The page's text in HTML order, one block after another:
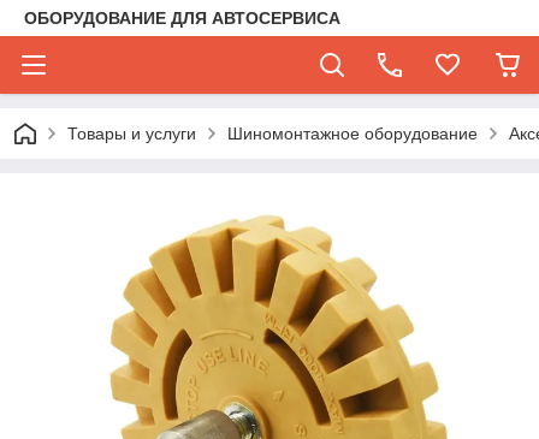
ОБОРУДОВАНИЕ ДЛЯ АВТОСЕРВИСА
Товары и услуги Шиномонтажное оборудование